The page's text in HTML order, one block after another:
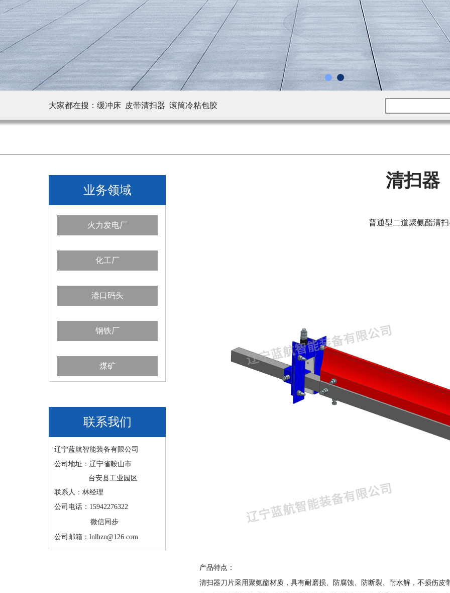
大家都在搜： 缓冲床 皮带清扫器 滚筒冷粘包胶
业务领域
火力发电厂
化工厂
港口码头
钢铁厂
煤矿
联系我们
辽宁蓝航智能装备有限公司
公司地址：辽宁省鞍山市
台安县工业园区
联系人：林经理
公司电话：15942276322
微信同步
公司邮箱：lnlhzn@126.com
清扫器
普通型二道聚氨酯清
产品特点：
清扫器刀片采用聚氨酯材质，具有耐磨损、防腐蚀、防断裂、耐水解，不损伤皮